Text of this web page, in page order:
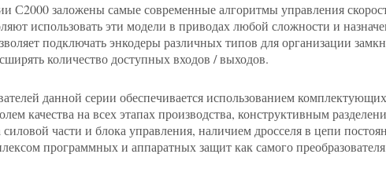
С2000 заложены самые современные алгоритмы управления
использовать эти модели в приводах любой сложности и
подключать энкодеры различных типов для организации
количество доступных входов / выходов.
данной серии обеспечивается использованием
качества на всех этапах производства, конструктивным
части и блока управления, наличием дросселя в цепи
программных и аппаратных защит как самого